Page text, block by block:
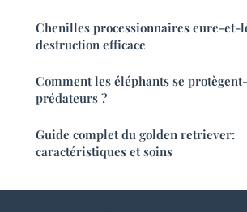
Chenilles processionnaires eure-et-
destruction efficace
Comment les éléphants se
prédateurs ?
Guide complet du golden retriever:
caractéristiques et soins